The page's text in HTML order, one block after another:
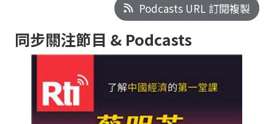
Podcasts URL 訂閱複製
同步關注節目 & Podcasts